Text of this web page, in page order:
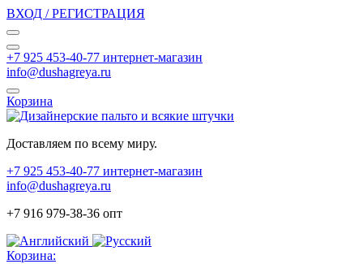
ВХОД / РЕГИСТРАЦИЯ
+7 925 453-40-77 интернет-магазин
info@dushagreya.ru
Корзина
Доставляем по всему миру.
+7 925 453-40-77 интернет-магазин
info@dushagreya.ru
+7 916 979-38-36 опт
Корзина: